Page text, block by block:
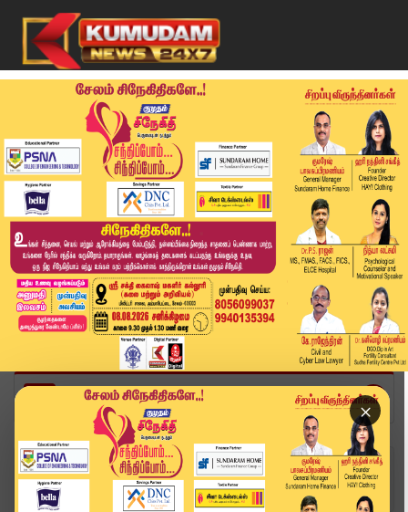
×
Home
வீடியோ ஸ்டோரி
District News | 18 NOV 2025 | Tamil News Today ...